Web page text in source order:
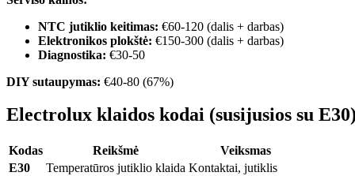
NTC jutiklio keitimas: €60-120 (dalis + darbas)
Elektronikos plokštė: €150-300 (dalis + darbas)
Diagnostika: €30-50
DIY sutaupymas: €40-80 (67%)
Electrolux klaidos kodai (susijusios su
Kodas Reikšmė
Veiksmas
E30
Temperatūros jutiklio klaida Kontaktai, jutiklis